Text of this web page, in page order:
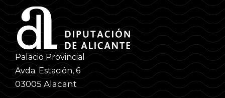
Palacio Provincial
Avda. Estación, 6
03005 Alacant